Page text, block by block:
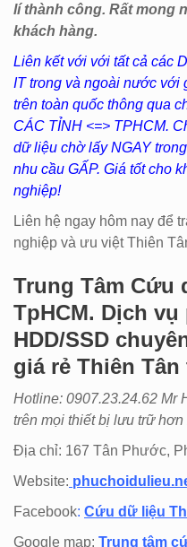
lí thành công. Rất mong
khách hàng.
Liên kết với với tất cả các
IT trong và ngoài nước với
trên toàn quốc thông qua
CÁC TỈNH <=> TPHCM.
dữ liệu chờ lấy NGAY
nhu cầu GẤP. Giá tốt cho
nghiệp!
Liên hệ ngay hôm nay để
nghiệp và ưu việt Thiên
Trung Tâm
TpHCM. Dịch
HDD/SSD
giá rẻ Thiên
Hotline: 0907.23.24.62 Mr
trên mọi thiết bị lưu trữ
Địa chỉ: 167 Tân Phước,
Website:
Facebook: Cứu dữ liệu
Google map: Trung tâm